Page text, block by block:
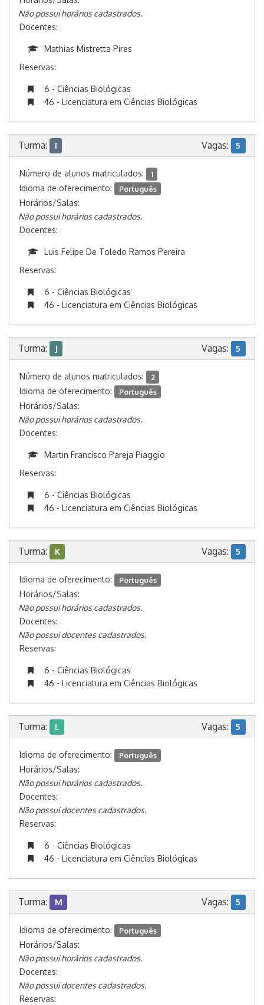
Não possui horários cadastrados.
Docentes:
Mathias Mistretta Pires
Reservas:
6 - Ciências Biológicas
46 - Licenciatura em Ciências Biológicas
Turma: I Vagas: 5
Número de alunos matriculados: 1
Idioma de oferecimento: Português
Horários/Salas:
Não possui horários cadastrados.
Docentes:
Luis Felipe De Toledo Ramos Pereira
Reservas:
6 - Ciências Biológicas
46 - Licenciatura em Ciências Biológicas
Turma: J Vagas: 5
Número de alunos matriculados: 2
Idioma de oferecimento: Português
Horários/Salas:
Não possui horários cadastrados.
Docentes:
Martin Francisco Pareja Piaggio
Reservas:
6 - Ciências Biológicas
46 - Licenciatura em Ciências Biológicas
Turma: K Vagas: 5
Idioma de oferecimento: Português
Horários/Salas:
Não possui horários cadastrados.
Docentes:
Não possui docentes cadastrados.
Reservas:
6 - Ciências Biológicas
46 - Licenciatura em Ciências Biológicas
Turma: L Vagas: 5
Idioma de oferecimento: Português
Horários/Salas:
Não possui horários cadastrados.
Docentes:
Não possui docentes cadastrados.
Reservas:
6 - Ciências Biológicas
46 - Licenciatura em Ciências Biológicas
Turma: M Vagas: 5
Idioma de oferecimento: Português
Horários/Salas:
Não possui horários cadastrados.
Docentes:
Não possui docentes cadastrados.
Reservas: